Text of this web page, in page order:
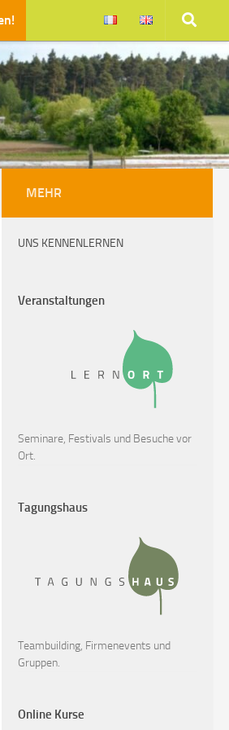
MEHR
UNS KENNENLERNEN
Veranstaltungen
Seminare, Festivals und Besuche vor
Ort.
Tagungshaus
Teambuilding, Firmenevents und
Gruppen.
Online Kurse